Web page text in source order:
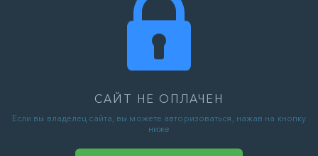
САЙТ НЕ ОПЛАЧЕН
Если вы владелец сайта, вы можете авторизоваться, нажав на кнопку
ниже